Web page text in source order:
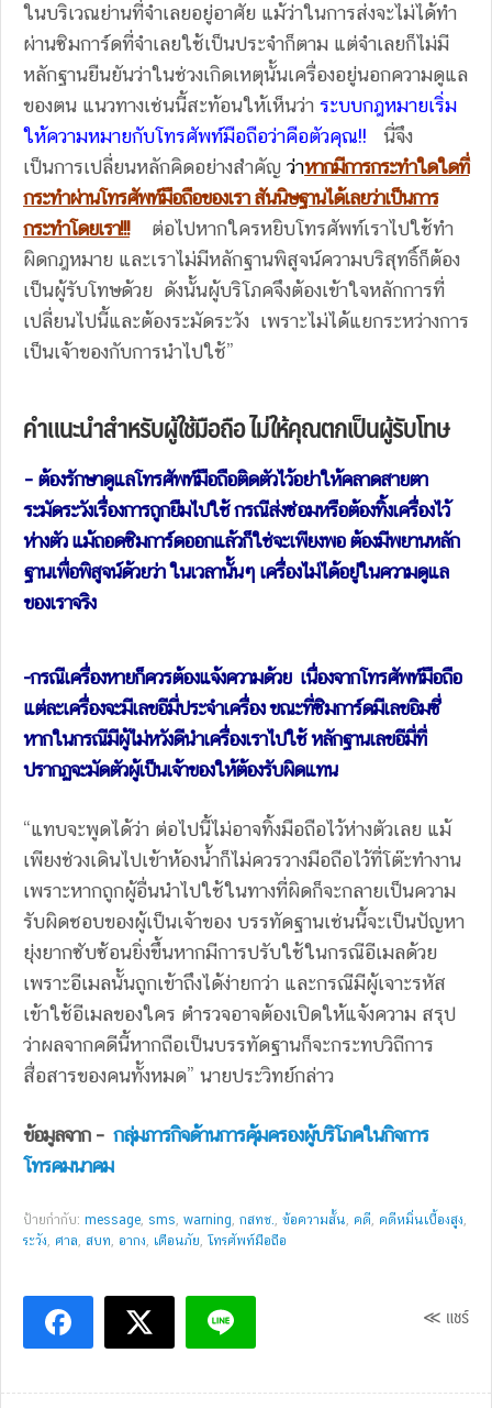
ในบริเวณย่านที่จำเลยอยู่อาศัย แม้ว่าในการส่งจะไม่ได้ทำ
ผ่านซิมการ์ดที่จำเลยใช้เป็นประจำก็ตาม แต่จำเลยก็ไม่มี
หลักฐานยืนยันว่าในช่วงเกิดเหตุนั้นเครื่องอยู่นอกความดูแล
ของตน แนวทางเช่นนี้สะท้อนให้เห็นว่า ระบบกฎหมายเริ่ม
ให้ความหมายกับโทรศัพท์มือถือว่าคือตัวคุณ!!
นี่จึง
เป็นการเปลี่ยนหลักคิดอย่างสำคัญ ว่าหากมีการกระทำใดใดที่
กระทำผ่านโทรศัพท์มือถือของเรา สันนิษฐานได้เลยว่าเป็นการ
กระทำโดยเรา!!!ต่อไปหากใครหยิบโทรศัพท์เราไปใช้ทำ
ผิดกฎหมาย และเราไม่มีหลักฐานพิสูจน์ความบริสุทธิ์ก็ต้อง
เป็นผู้รับโทษด้วย ดังนั้นผู้บริโภคจึงต้องเข้าใจหลักการที่
เปลี่ยนไปนี้และต้องระมัดระวัง เพราะไม่ได้แยกระหว่างการ
เป็นเจ้าของกับการนำไปใช้”
คำแนะนำสำหรับผู้ใช้มือถือ ไม่ให้คุณตกเป็นผู้รับโทษ
– ต้องรักษาดูแลโทรศัพท์มือถือติดตัวไว้อย่าให้คลาดสายตา
ระมัดระวังเรื่องการถูกยืมไปใช้ กรณีส่งซ่อมหรือต้องทิ้งเครื่องไว้
ห่างตัว แม้ถอดซิมการ์ดออกแล้วก็ใช่จะเพียงพอ ต้องมีพยานหลัก
ฐานเพื่อพิสูจน์ด้วยว่า ในเวลานั้นๆ เครื่องไม่ได้อยู่ในความดูแล
ของเราจริง
-กรณีเครื่องหายก็ควรต้องแจ้งความด้วย เนื่องจากโทรศัพท์มือถือ
แต่ละเครื่องจะมีเลขอีมี่ประจำเครื่อง ขณะที่ซิมการ์ดมีเลขอิมซี่
หากในกรณีมีผู้ไม่หวังดีนำเครื่องเราไปใช้ หลักฐานเลขอีมี่ที่
ปรากฏจะมัดตัวผู้เป็นเจ้าของให้ต้องรับผิดแทน
“แทบจะพูดได้ว่า ต่อไปนี้ไม่อาจทิ้งมือถือไว้ห่างตัวเลย แม้
เพียงช่วงเดินไปเข้าห้องน้ำก็ไม่ควรวางมือถือไว้ที่โต๊ะทำงาน
เพราะหากถูกผู้อื่นนำไปใช้ในทางที่ผิดก็จะกลายเป็นความ
รับผิดชอบของผู้เป็นเจ้าของ บรรทัดฐานเช่นนี้จะเป็นปัญหา
ยุ่งยากซับซ้อนยิ่งขึ้นหากมีการปรับใช้ในกรณีอีเมลด้วย
เพราะอีเมลนั้นถูกเข้าถึงได้ง่ายกว่า และกรณีมีผู้เจาะรหัส
เข้าใช้อีเมลของใคร ตำรวจอาจต้องเปิดให้แจ้งความ สรุป
ว่าผลจากคดีนี้หากถือเป็นบรรทัดฐานก็จะกระทบวิถีการ
สื่อสารของคนทั้งหมด” นายประวิทย์กล่าว
ข้อมูลจาก – กลุ่มภารกิจด้านการคุ้มครองผู้บริโภคในกิจการ
โทรคมนาคม
ป้ายกำกับ: message, sms, warning, กสทช., ข้อความสั้น, คดี, คดีหมิ่นเบื้องสูง,
ระวัง, ศาล, สบท, อากง, เตือนภัย, โทรศัพท์มือถือ
≪ แชร์